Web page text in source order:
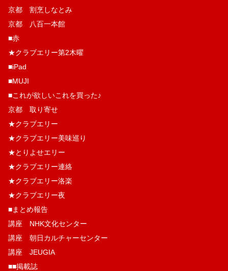
京都 割烹しなとみ
京都 八百一本館
■赤
★クラブエリー第2木曜
■iPad
■MUJI
■これが欲しいこれを買った♪
京都 取り寄せ
★クラブエリー
★クラブエリー美味巡り
★とりよせエリー
★クラブエリー連絡
★クラブエリー洛楽
★クラブエリー夜
■まとめ報告
講座 NHK文化センター
講座 朝日カルチャーセンター
講座 JEUGIA
■■掲載誌